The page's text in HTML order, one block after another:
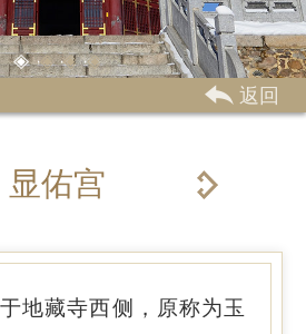
 返回
显佑宫
地藏寺西侧，原称为玉